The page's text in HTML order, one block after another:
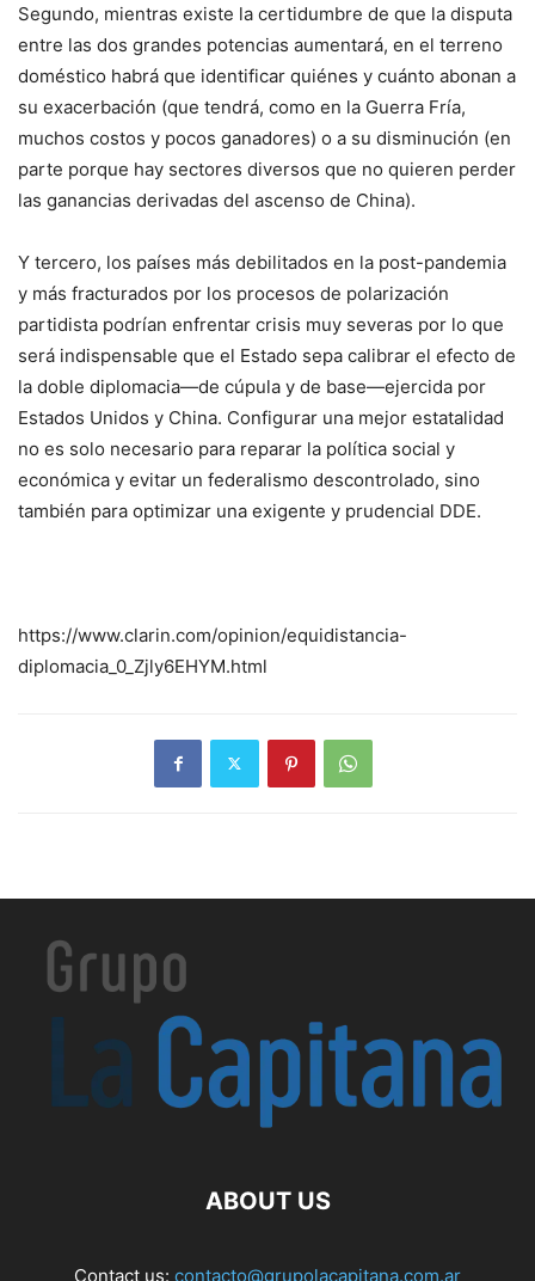
Segundo, mientras existe la certidumbre de que la disputa
entre las dos grandes potencias aumentará, en el terreno
doméstico habrá que identificar quiénes y cuánto abonan a
su exacerbación (que tendrá, como en la Guerra Fría,
muchos costos y pocos ganadores) o a su disminución (en
parte porque hay sectores diversos que no quieren perder
las ganancias derivadas del ascenso de China).
Y tercero, los países más debilitados en la post-pandemia
y más fracturados por los procesos de polarización
partidista podrían enfrentar crisis muy severas por lo que
será indispensable que el Estado sepa calibrar el efecto de
la doble diplomacia—de cúpula y de base—ejercida por
Estados Unidos y China. Configurar una mejor estatalidad
no es solo necesario para reparar la política social y
económica y evitar un federalismo descontrolado, sino
también para optimizar una exigente y prudencial DDE.
https://www.clarin.com/opinion/equidistancia-
diplomacia_0_Zjly6EHYM.html
ABOUT US
Contact us: contacto@grupolacapitana.com.ar